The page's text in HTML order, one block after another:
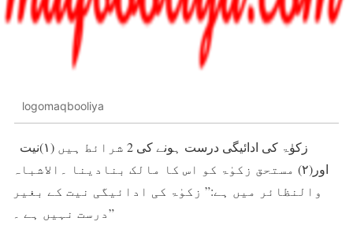
logomaqbooliya
اور(۲) مستحق زکوٰۃ کو اس کا مالک بنادینا ۔الاشباہ
والنظائر میں ہے:” زکوٰۃ کی ادائیگی نیت کے بغیر
درست نہیں ہے ۔”